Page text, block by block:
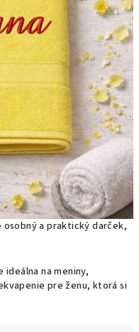
osobný a praktický darček,
ideálna na meniny,
pre ženu, ktorá si